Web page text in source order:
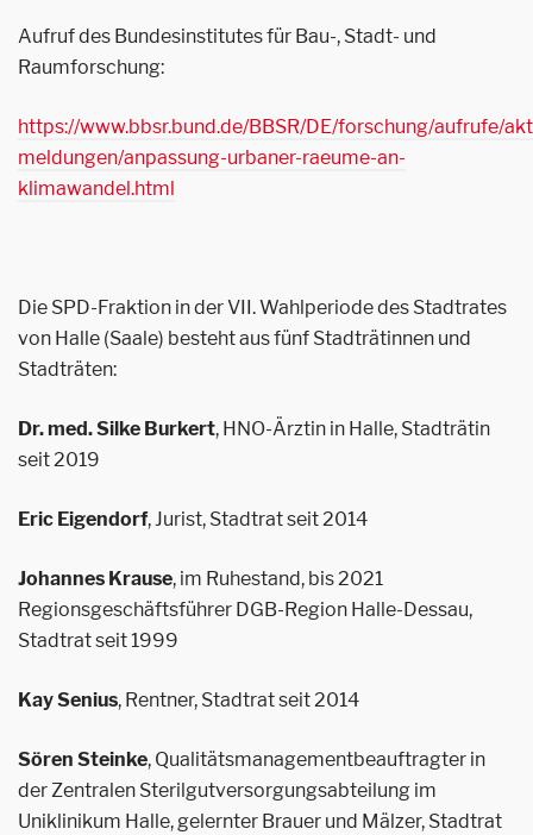
Aufruf des Bundesinstitutes für Bau-, Stadt- und
Raumforschung:
https://www.bbsr.bund.de/BBSR/DE/forschung/aufrufe/
meldungen/anpassung-urbaner-raeume-an-
klimawandel.html
Die SPD-Fraktion in der VII. Wahlperiode des Stadtrates
von Halle (Saale) besteht aus fünf Stadträtinnen und
Stadträten:
Dr. med. Silke Burkert, HNO-Ärztin in Halle, Stadträtin
seit 2019
Eric Eigendorf, Jurist, Stadtrat seit 2014
Johannes Krause, im Ruhestand, bis 2021
Regionsgeschäftsführer DGB-Region Halle-Dessau,
Stadtrat seit 1999
Kay Senius, Rentner, Stadtrat seit 2014
Sören Steinke, Qualitätsmanagementbeauftragter in
der Zentralen Sterilgutversorgungsabteilung im
Uniklinikum Halle, gelernter Brauer und Mälzer, Stadtrat